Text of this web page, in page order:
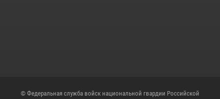
© Федеральная служба войск национальной гвардии Российской